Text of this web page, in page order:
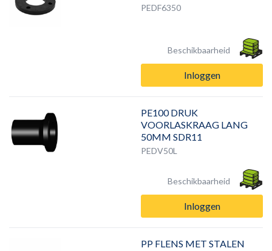
PEDF6350
Beschikbaarheid
Inloggen
PE100 DRUK
VOORLASKRAAG LANG
50MM SDR11
PEDV50L
Beschikbaarheid
Inloggen
PP FLENS MET STALEN